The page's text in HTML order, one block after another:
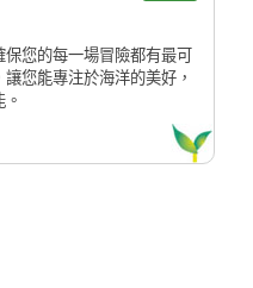
您的每一場冒險都有最可
您能專注於海洋的美好，